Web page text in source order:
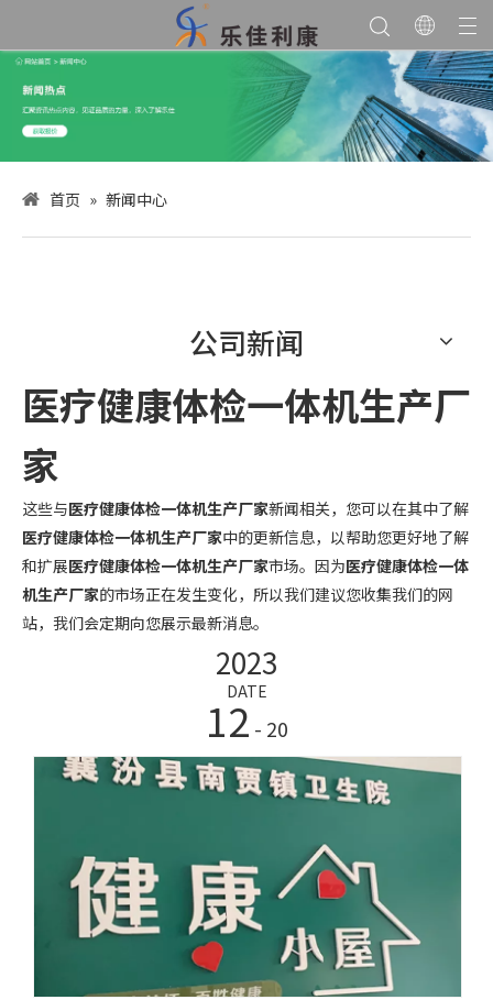
首页 » 新闻中心
公司新闻
医疗健康体检一体机生产厂
家
这些与医疗健康体检一体机生产厂家新闻相关，您可以在其中了解
医疗健康体检一体机生产厂家中的更新信息，以帮助您更好地了解
和扩展医疗健康体检一体机生产厂家市场。因为医疗健康体检一体
机生产厂家的市场正在发生变化，所以我们建议您收集我们的网
站，我们会定期向您展示最新消息。
2023
DATE
12 - 20